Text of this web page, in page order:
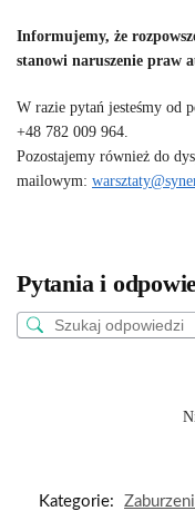
Informujemy, że
stanowi naruszenie praw
W razie pytań jesteśmy od
+48 782 009 964.
Pozostajemy również do
mailowym:
Pytania i
Kategorie: